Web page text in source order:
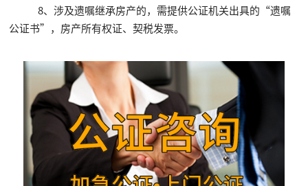
8、涉及遗嘱继承房产的，需提供公证机关出具的“遗嘱
公证书”，房产所有权证、契税发票。